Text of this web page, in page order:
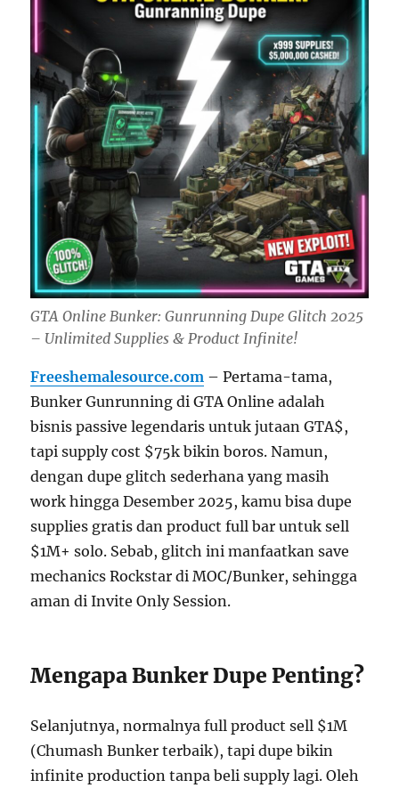
GTA Online Bunker: Gunrunning Dupe Glitch 2025
– Unlimited Supplies & Product Infinite!
Freeshemalesource.com – Pertama-tama,
Bunker Gunrunning di GTA Online adalah
bisnis passive legendaris untuk jutaan GTA$,
tapi supply cost $75k bikin boros. Namun,
dengan dupe glitch sederhana yang masih
work hingga Desember 2025, kamu bisa dupe
supplies gratis dan product full bar untuk sell
$1M+ solo. Sebab, glitch ini manfaatkan save
mechanics Rockstar di MOC/Bunker, sehingga
aman di Invite Only Session.
Mengapa Bunker Dupe Penting?
Selanjutnya, normalnya full product sell $1M
(Chumash Bunker terbaik), tapi dupe bikin
infinite production tanpa beli supply lagi. Oleh